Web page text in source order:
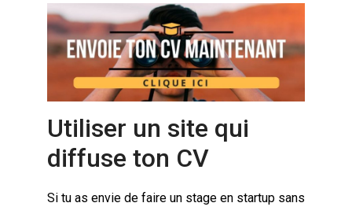
Utiliser un site qui
diffuse ton CV
Si tu as envie de faire un stage en startup sans